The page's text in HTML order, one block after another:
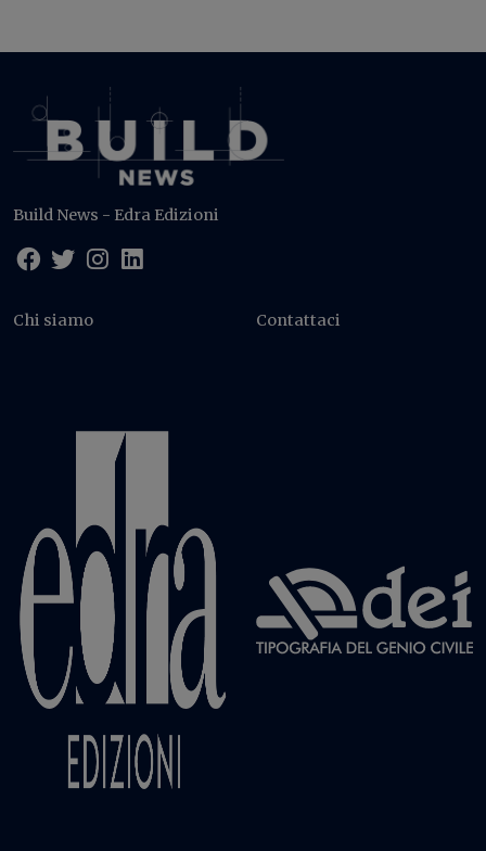
Build News - Edra Edizioni
Chi siamo Contattaci